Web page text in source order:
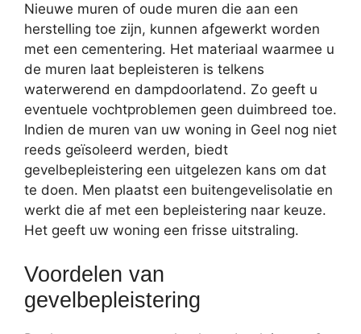
Nieuwe muren of oude muren die aan een
herstelling toe zijn, kunnen afgewerkt worden
met een cementering. Het materiaal waarmee u
de muren laat bepleisteren is telkens
waterwerend en dampdoorlatend. Zo geeft u
eventuele vochtproblemen geen duimbreed toe.
Indien de muren van uw woning in Geel nog niet
reeds geïsoleerd werden, biedt
gevelbepleistering een uitgelezen kans om dat
te doen. Men plaatst een buitengevelisolatie en
werkt die af met een bepleistering naar keuze.
Het geeft uw woning een frisse uitstraling.
Voordelen van
gevelbepleistering